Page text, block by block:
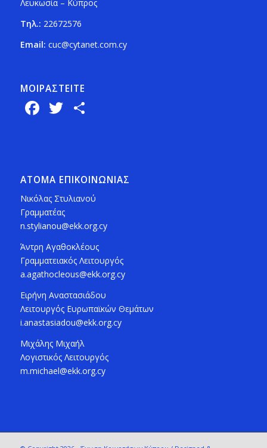
Λευκωσία – Κύπρος
Τηλ.: 22672576
Email: cuc@cytanet.com.cy
ΜΟΙΡΑΣTEITE
Facebook
Twitter
ΑΤΟΜΑ ΕΠΙΚΟΙΝΩΝΙΑΣ
Νικόλας Στυλιανού
Γραμματέας
n.stylianou@ekk.org.cy
Άντρη Αγαθοκλέους
Γραμματειακός Λειτουργός
a.agathocleous@ekk.org.cy
Ειρήνη Αναστασιάδου
Λειτουργός Ευρωπαϊκών Θεμάτων
i.anastasiadou@ekk.org.cy
Μιχάλης Μιχαήλ
Λογιστικός Λειτουργός
m.michael@ekk.org.cy